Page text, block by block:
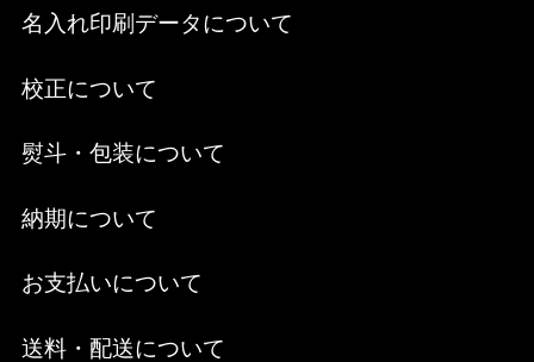
名入れ印刷データについて
校正について
熨斗・包装について
納期について
お支払いについて
送料・配送について